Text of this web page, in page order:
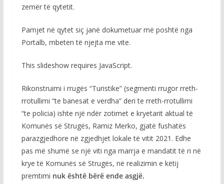
zemër të qytetit.
Pamjet në qytet siç janë dokumetuar më poshtë nga
Portalb, mbeten të njejta me vite.
This slideshow requires JavaScript.
Rikonstruimi i rrugës “Turistike” (segmenti rrugor rreth-
rrotullimi “te banesat e verdha” deri te rreth-rrotullimi
“te policia) ishte një ndër zotimet e kryetarit aktual të
Komunës së Strugës, Ramiz Merko, gjatë fushatës
parazgjedhore në zgjedhjet lokale të vitit 2021. Edhe
pas më shumë se një viti nga marrja e mandatit të ri në
krye të Komunës së Strugës, në realizimin e këtij
premtimi nuk është bërë ende asgjë.